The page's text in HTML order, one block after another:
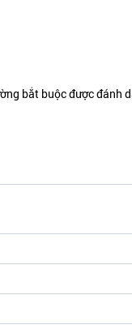
bắt buộc được đánh